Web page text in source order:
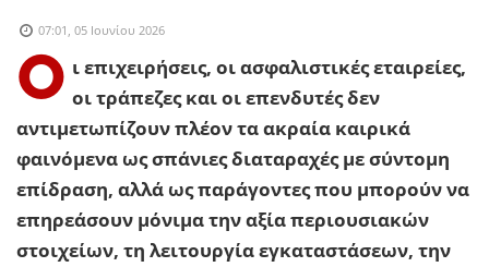
07:01, 05 Ιουνίου 2026
Ο ι επιχειρήσεις, οι ασφαλιστικές εταιρείες,
οι τράπεζες και οι επενδυτές δεν
αντιμετωπίζουν πλέον τα ακραία καιρικά
φαινόμενα ως σπάνιες διαταραχές με σύντομη
επίδραση, αλλά ως παράγοντες που μπορούν να
επηρεάσουν μόνιμα την αξία περιουσιακών
στοιχείων, τη λειτουργία εγκαταστάσεων, την